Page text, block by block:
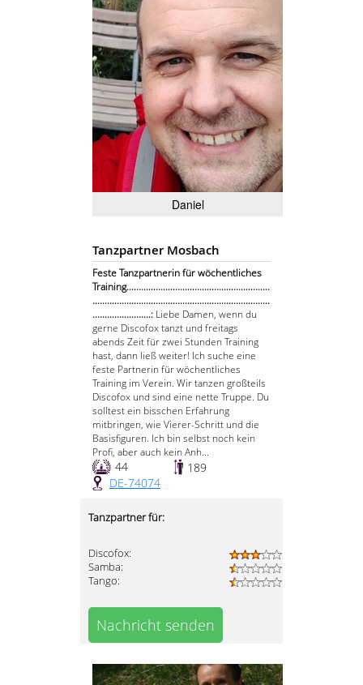
Daniel
Tanzpartner Mosbach
Feste Tanzpartnerin für wöchentliches
Training...........................................................
.........................................................................
........................: Liebe Damen, wenn du
gerne Discofox tanzt und freitags
abends Zeit für zwei Stunden Training
hast, dann ließ weiter! Ich suche eine
feste Partnerin für wöchentliches
Training im Verein. Wir tanzen großteils
Discofox und sind eine nette Truppe. Du
solltest ein bisschen Erfahrung
mitbringen, wie Vierer-Schritt und die
Basisfiguren. Ich bin selbst noch kein
Profi, aber auch kein Anh...
44
189
DE-74074
Tanzpartner für:
Discofox:
Samba:
Tango:
Nachricht senden